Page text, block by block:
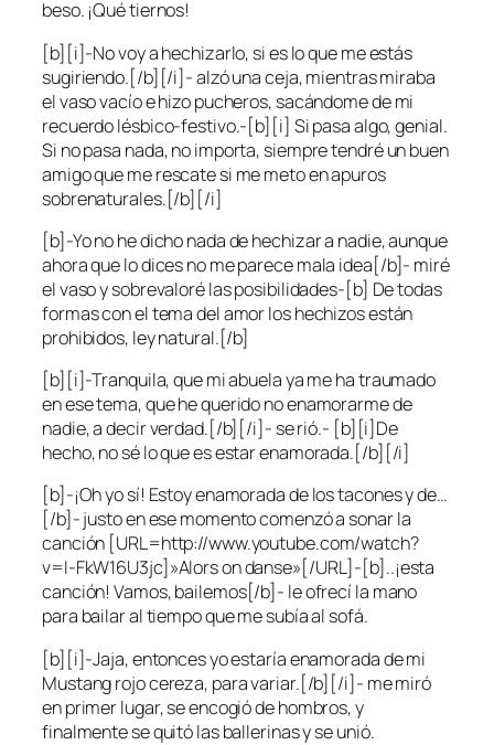
beso. ¡Qué tiernos!
[b][i]-No voy a hechizarlo, si es lo que me estás
sugiriendo.[/b][/i]- alzó una ceja, mientras miraba
el vaso vacío e hizo pucheros, sacándome de mi
recuerdo lésbico-festivo.-[b][i] Si pasa algo, genial.
Si no pasa nada, no importa, siempre tendré un buen
amigo que me rescate si me meto en apuros
sobrenaturales.[/b][/i]
[b]-Yo no he dicho nada de hechizar a nadie, aunque
ahora que lo dices no me parece mala idea[/b]- miré
el vaso y sobrevaloré las posibilidades-[b] De todas
formas con el tema del amor los hechizos están
prohibidos, ley natural.[/b]
[b][i]-Tranquila, que mi abuela ya me ha traumado
en ese tema, que he querido no enamorarme de
nadie, a decir verdad.[/b][/i]- se rió.- [b][i]De
hecho, no sé lo que es estar enamorada.[/b][/i]
[b]-¡Oh yo sí! Estoy enamorada de los tacones y de…
[/b]- justo en ese momento comenzó a sonar la
canción [URL=http://www.youtube.com/watch?
v=I-FkW16U3jc]»Alors on danse»[/URL]-[b]..¡esta
canción! Vamos, bailemos[/b]- le ofrecí la mano
para bailar al tiempo que me subía al sofá.
[b][i]-Jaja, entonces yo estaría enamorada de mi
Mustang rojo cereza, para variar.[/b][/i]- me miró
en primer lugar, se encogió de hombros, y
finalmente se quitó las ballerinas y se unió.